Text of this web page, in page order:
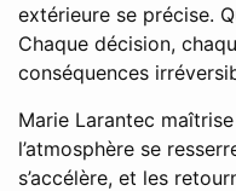
extérieure se précise.
Chaque décision,
conséquences
Marie Larantec
l’atmosphère se
s’accélère, et les